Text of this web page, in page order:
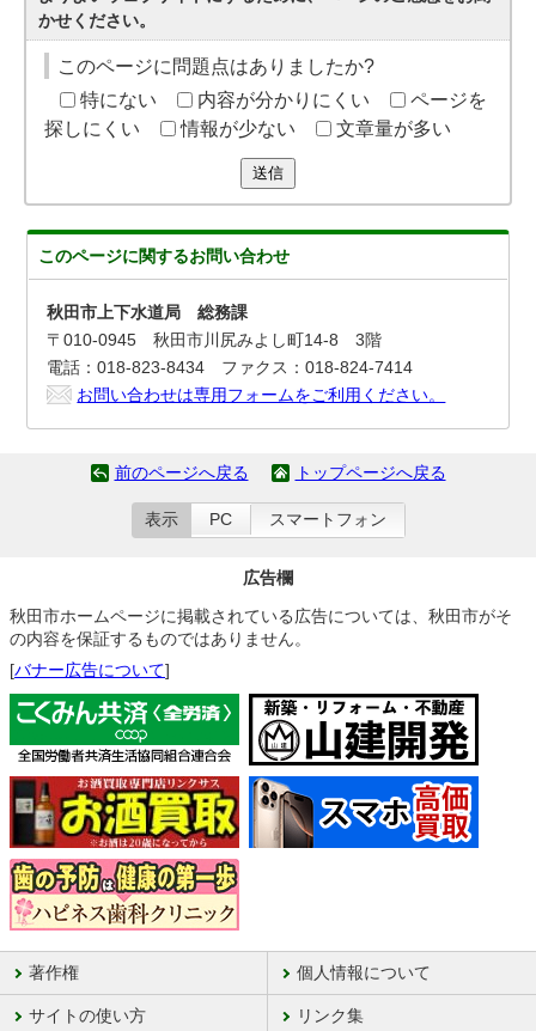
かせください。
このページに問題点はありましたか?
特にない
内容が分かりにくい
ページを
探しにくい
情報が少ない 文章量が多い
送信
このページに関するお問い合わせ
秋田市上下水道局 総務課
〒010-0945 秋田市川尻みよし町14-8 3階
電話：018-823-8434 ファクス：018-824-7414
お問い合わせは専用フォームをご利用ください。
前のページへ戻る トップページへ戻る
表示 PC スマートフォン
広告欄
秋田市ホームページに掲載されている広告については、秋田市がそ
の内容を保証するものではありません。
[バナー広告について]
著作権 個人情報について
サイトの使い方 リンク集